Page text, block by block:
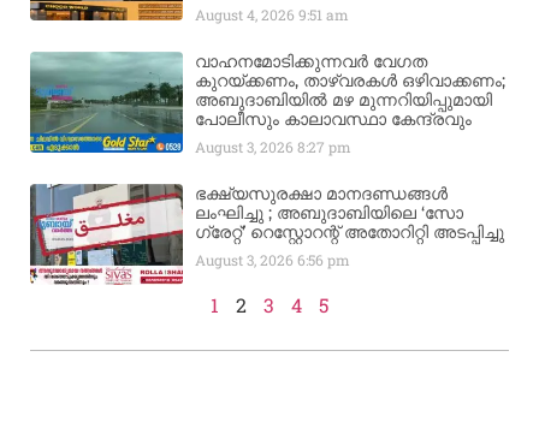
August 4, 20269:51 am
വാഹനമോടിക്കുന്നവർ വേഗത
കുറയ്ക്കണം, താഴ്‌വരകൾ ഒഴിവാക്കണം;
അബുദാബിയിൽ മഴ മുന്നറിയിപ്പുമായി
പോലീസും കാലാവസ്ഥാ കേന്ദ്രവും
August 3, 20268:27 pm
ഭക്ഷ്യസുരക്ഷാ മാനദണ്ഡങ്ങൾ
ലംഘിച്ചു ; അബുദാബിയിലെ ‘സോ
ഗ്രേറ്റ്’ റെസ്റ്റോറന്റ് അതോറിറ്റി അടപ്പിച്ചു
August 3, 20266:56 pm
1 2 3 4 5